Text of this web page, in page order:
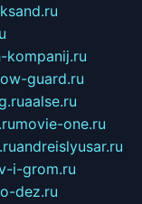
guard.ru
aalse.ru
movie-one.ru
andreislyusar.ru
i-grom.ru
dez.ru